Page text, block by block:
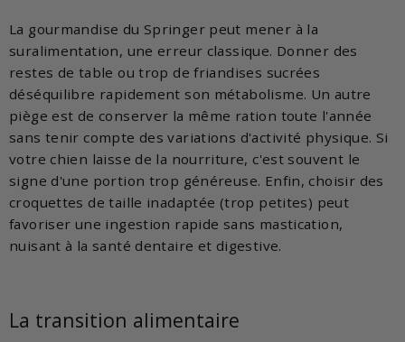
La gourmandise du Springer peut mener à la
suralimentation, une erreur classique. Donner des
restes de table ou trop de friandises sucrées
déséquilibre rapidement son métabolisme. Un autre
piège est de conserver la même ration toute l'année
sans tenir compte des variations d'activité physique. Si
votre chien laisse de la nourriture, c'est souvent le
signe d'une portion trop généreuse. Enfin, choisir des
croquettes de taille inadaptée (trop petites) peut
favoriser une ingestion rapide sans mastication,
nuisant à la santé dentaire et digestive.
La transition alimentaire